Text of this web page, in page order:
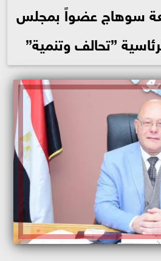
سوهاج عضواً بمجلس
”تحالف وتنمية”